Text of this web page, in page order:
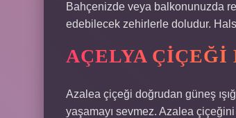
Bahçenizde veya balkonunuzda
edebilecek zehirlerle doludur.
AÇELYA
Azalea çiçeği doğrudan güneş
yaşamayı sevmez. Azalea